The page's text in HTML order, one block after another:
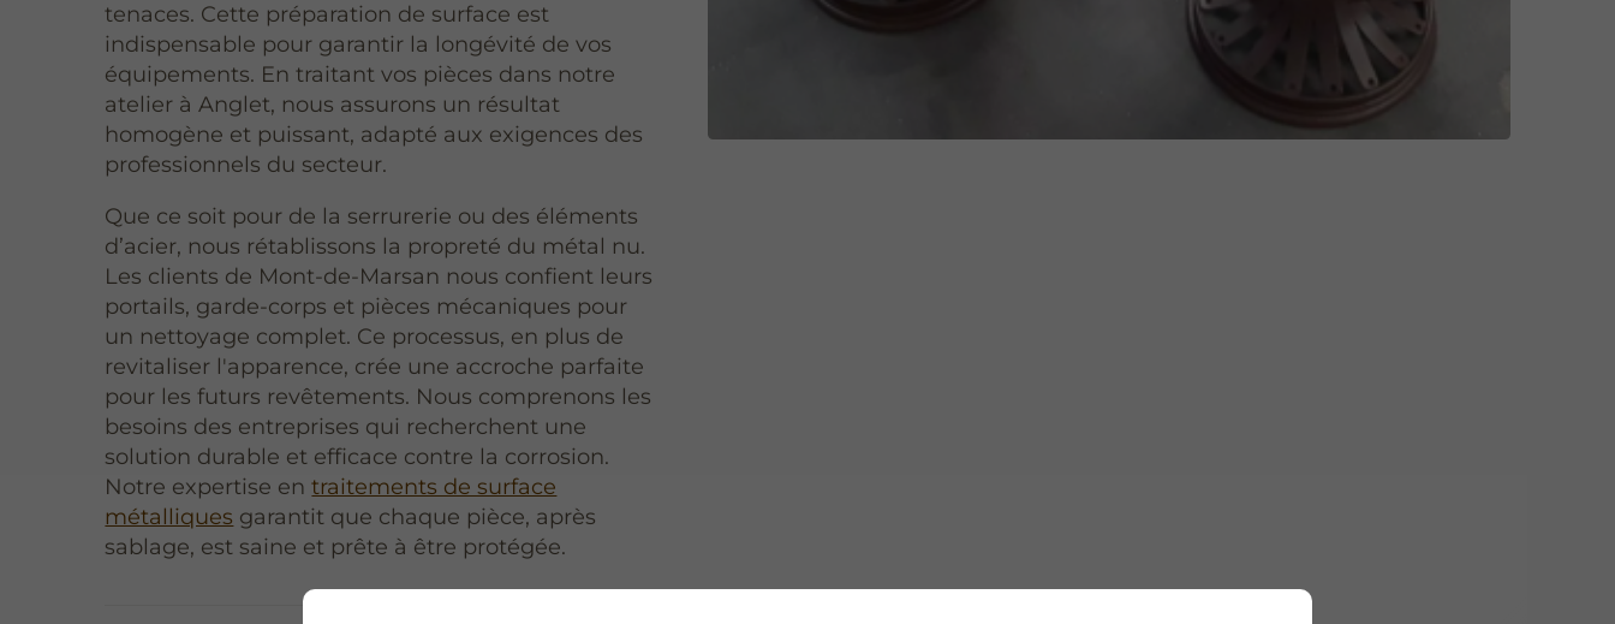
tenaces. Cette préparation de surface est
indispensable pour garantir la longévité de vos
équipements. En traitant vos pièces dans notre
atelier à Anglet, nous assurons un résultat
homogène et puissant, adapté aux exigences des
professionnels du secteur.
Que ce soit pour de la serrurerie ou des éléments
d’acier, nous rétablissons la propreté du métal nu.
Les clients de Mont-de-Marsan nous confient leurs
portails, garde-corps et pièces mécaniques pour
un nettoyage complet. Ce processus, en plus de
revitaliser l'apparence, crée une accroche parfaite
pour les futurs revêtements. Nous comprenons les
besoins des entreprises qui recherchent une
solution durable et efficace contre la corrosion.
Notre expertise entraitements de surface
métalliques garantit que chaque pièce, après
sablage, est saine et prête à être protégée.